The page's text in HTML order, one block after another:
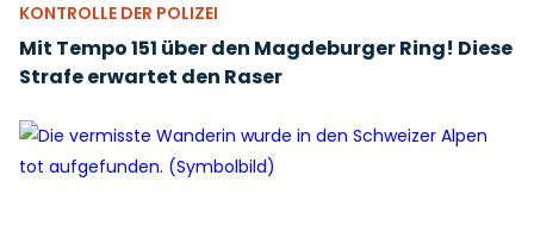
KONTROLLE DER POLIZEI
Mit Tempo 151 über den Magdeburger Ring! Diese
Strafe erwartet den Raser